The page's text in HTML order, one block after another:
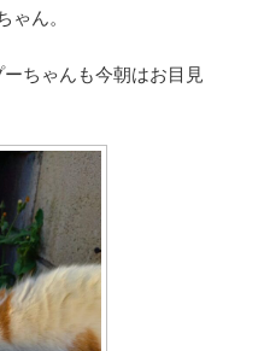
ゃん。
ちゃんも今朝はお目見